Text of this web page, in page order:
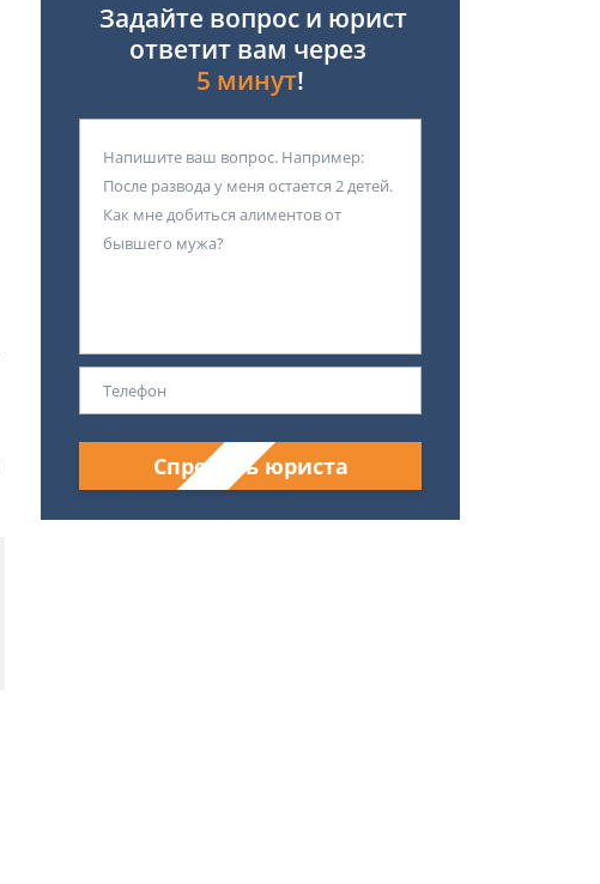
Задайте вопрос и юрист
ответит вам через
5 минут!
Спросить юриста